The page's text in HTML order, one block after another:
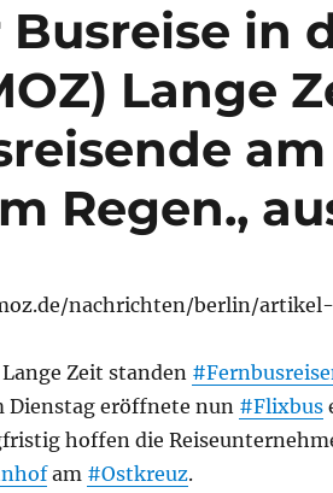
Busreise in
Lange
am
Regen.,
nachrichten/berlin/
Zeit standen
Dienstag eröffnete nun #Flixbus
hoffen die
am #Ostkreuz.